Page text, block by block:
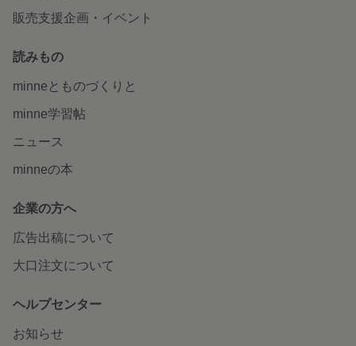
販売支援企画・イベント
読みもの
minneとものづくりと
minne学習帖
ニュース
minneの本
企業の方へ
広告出稿について
大口注文について
ヘルプセンター
お知らせ